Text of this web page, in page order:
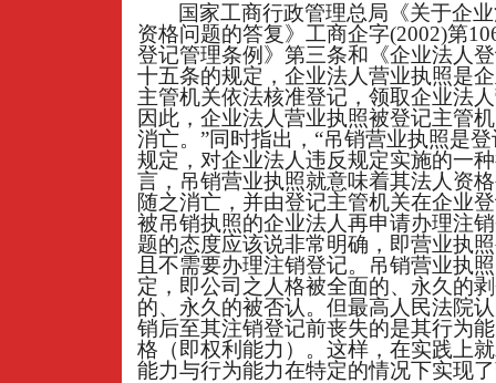
国家工商行政管理总局《关于企
资格问题的答复》工商企字(2002)第
登记管理条例》第三条和《企业法人
十五条的规定，企业法人营业执照是
主管机关依法核准登记，领取企业法
因此，企业法人营业执照被登记主管
消亡。”同时指出，“吊销营业执照是
规定，对企业法人违反规定实施的一
言，吊销营业执照就意味着其法人资
随之消亡，并由登记主管机关在企业
被吊销执照的企业法人再申请办理注
题的态度应该说非常明确，即营业执
且不需要办理注销登记。吊销营业执
定，即公司之人格被全面的、永久的
的、永久的被否认。但最高人民法院
销后至其注销登记前丧失的是其行为
格（即权利能力）。这样，在实践上
能力与行为能力在特定的情况下实现